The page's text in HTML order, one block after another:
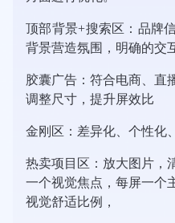
顶部背景+搜索区：品牌
背景营造氛围，明确的交
胶囊广告：符合电商、直
调整尺寸，提升屏效比
金刚区：差异化、个性化
热卖项目区：放大图片，
一个视觉焦点，每屏一个
视觉舒适比例，